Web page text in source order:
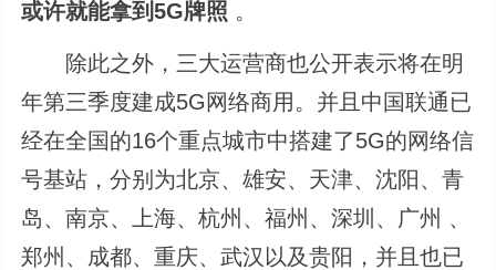
或许就能拿到5G牌照 。
除此之外，三大运营商也公开表示将在明
年第三季度建成5G网络商用。并且中国联通已
经在全国的16个重点城市中搭建了5G的网络信
号基站，分别为北京、雄安、天津、沈阳、青
岛、南京、上海、杭州、福州、深圳、广州 、
郑州、成都、重庆、武汉以及贵阳，并且也已